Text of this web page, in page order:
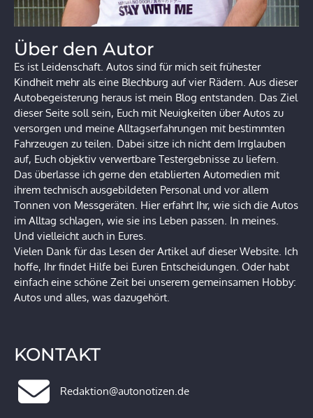
Über den Autor
Es ist Leidenschaft. Autos sind für mich seit frühester
Kindheit mehr als eine Blechburg auf vier Rädern. Aus dieser
Autobegeisterung heraus ist mein Blog entstanden. Das Ziel
dieser Seite soll sein, Euch mit Neuigkeiten über Autos zu
versorgen und meine Alltagserfahrungen mit bestimmten
Fahrzeugen zu teilen. Dabei sitze ich nicht dem Irrglauben
auf, Euch objektiv verwertbare Testergebnisse zu liefern.
Das überlasse ich gerne den etablierten Automedien mit
ihrem technisch ausgebildeten Personal und vor allem
Tonnen von Messgeräten. Hier erfahrt Ihr, wie sich die Autos
im Alltag schlagen, wie sie ins Leben passen. In meines.
Und vielleicht auch in Eures.
Vielen Dank für das Lesen der Artikel auf dieser Website. Ich
hoffe, Ihr findet Hilfe bei Euren Entscheidungen. Oder habt
einfach eine schöne Zeit bei unserem gemeinsamen Hobby:
Autos und alles, was dazugehört.
KONTAKT
Redaktion@autonotizen.de